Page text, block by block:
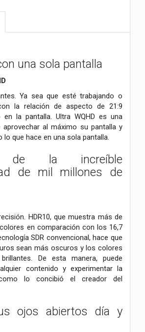
una sola pantalla
Ya sea que esté trabajando o
la relación de aspecto de 21:9
la pantalla. Ultra WQHD es una
al máximo su pantalla y
que hace en una sola pantalla.
de la increíble
de mil millones de
HDR10, que muestra más de
en comparación con los 16,7
SDR convencional, hace que
sean más oscuros y los colores
De esta manera, puede
contenido y experimentar la
lo concibió el creador del
ojos abiertos día y